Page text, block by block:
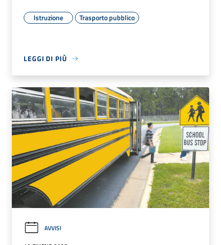
Istruzione Trasporto pubblico
LEGGI DI PIÙ
AVVISI